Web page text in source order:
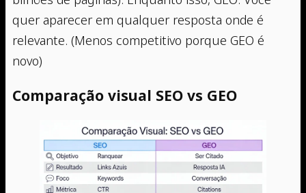
quer aparecer em qualquer resposta onde é
relevante. (Menos competitivo porque GEO é
novo)
Comparação visual SEO vs GEO